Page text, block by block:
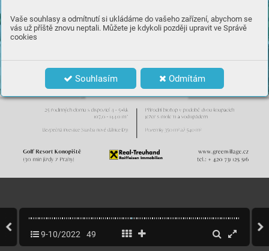
Vaše souhlasy a odmítnutí si ukládáme do vašeho zařízení, abychom se
vás už příště znovu neptali. Můžete je kdykoli později upravit ve Správě
cookies
Souhlasím Odmítám
9-10/2022 49